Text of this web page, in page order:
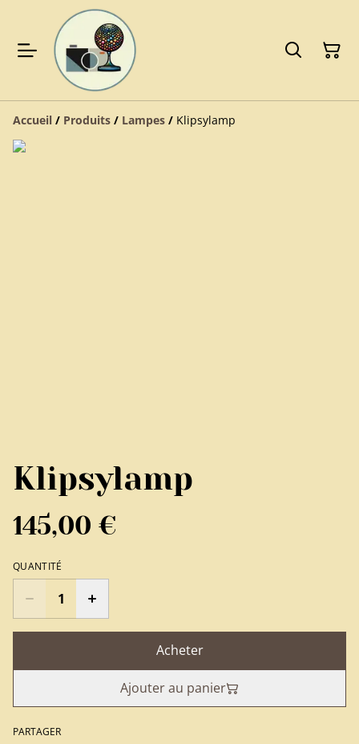
Accueil / Produits / Lampes / Klipsylamp
Klipsylamp
145,00 €
QUANTITÉ
Acheter
Ajouter au panier
PARTAGER